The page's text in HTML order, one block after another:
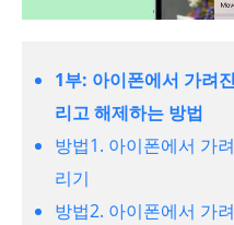
1부: 아이폰에서 가려
리고 해제하는 방법
방법1. 아이폰에서 가
리기
방법2. 아이폰에서 가